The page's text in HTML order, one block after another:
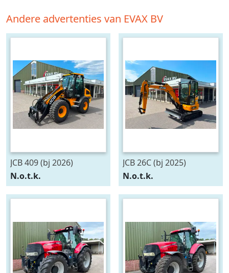
Andere advertenties van EVAX BV
JCB 409 (bj 2026)
N.o.t.k.
JCB 26C (bj 2025)
N.o.t.k.